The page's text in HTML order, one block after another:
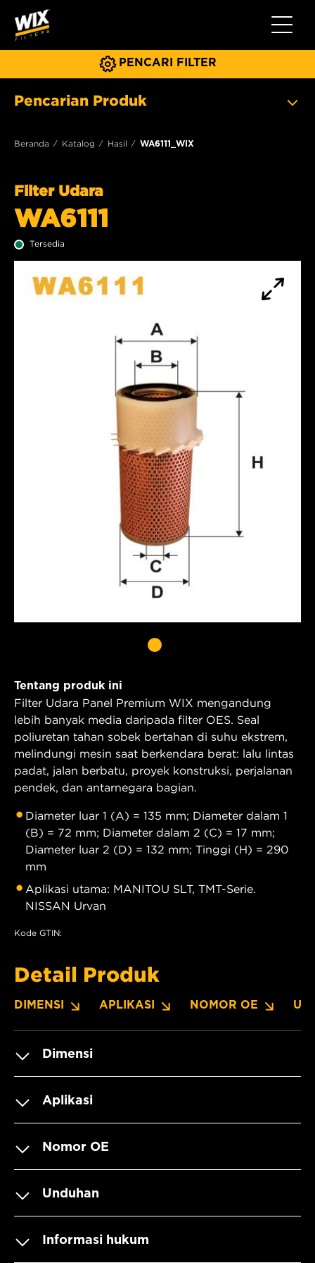
Beralih
PENCARI FILTER
Pencarian Produk
Beranda Katalog Hasil WA6111_WIX
Filter Udara
WA6111
Tersedia
Tentang produk ini
Filter Udara Panel Premium WIX mengandung
lebih banyak media daripada filter OES. Seal
poliuretan tahan sobek bertahan di suhu ekstrem,
melindungi mesin saat berkendara berat: lalu lintas
padat, jalan berbatu, proyek konstruksi, perjalanan
pendek, dan antarnegara bagian.
Diameter luar 1 (A) = 135 mm; Diameter dalam 1
(B) = 72 mm; Diameter dalam 2 (C) = 17 mm;
Diameter luar 2 (D) = 132 mm; Tinggi (H) = 290
mm
Aplikasi utama: MANITOU SLT, TMT-Serie.
NISSAN Urvan
Kode GTIN:
Detail Produk
DIMENSI APLIKASI NOMOR OE
Dimensi
Aplikasi
Nomor OE
Unduhan
Informasi hukum